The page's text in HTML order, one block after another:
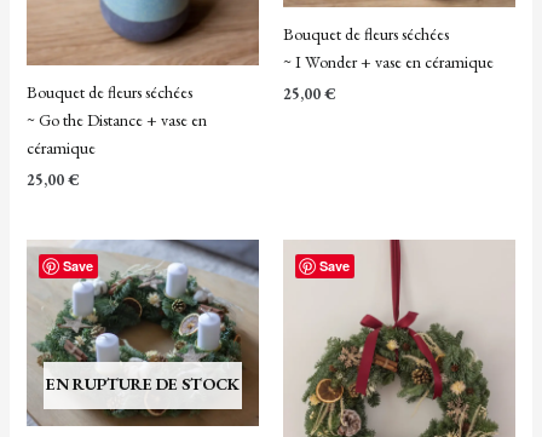
Bouquet de fleurs séchées
~ Go the Distance + vase en
céramique
25,00€
Bouquet de fleurs séchées
~ I Wonder + vase en céramique
25,00€
Save
EN RUPTURE DE STOCK
Save
32,00 €
à
48,00 €